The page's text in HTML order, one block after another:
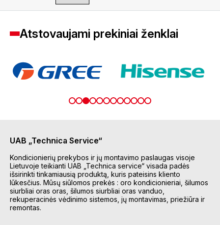
Atstovaujami prekiniai ženklai
UAB „Technica Service“
Kondicionierių prekybos ir jų montavimo paslaugas visoje
Lietuvoje teikianti UAB „Technica service“ visada padės
išsirinkti tinkamiausią produktą, kuris pateisins kliento
lūkesčius. Mūsų siūlomos prekės : oro kondicionieriai, šilumos
siurbliai oras oras, šilumos siurbliai oras vanduo,
rekuperacinės vėdinimo sistemos, jų montavimas, priežiūra ir
remontas.